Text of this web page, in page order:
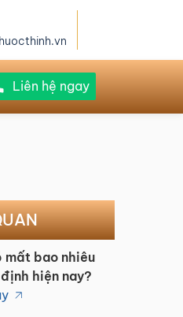
Liên hệ ngay
mất bao nhiêu
hiện nay?